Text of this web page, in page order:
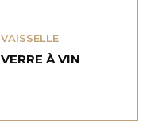
VAISSELLE
VERRE À VIN